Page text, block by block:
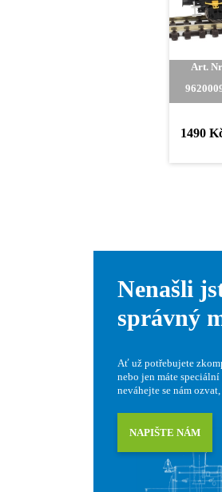
Art.
1490
Nenašli
správný
Ať už potřebujete
nebo jen máte
neváhejte se nám
NAPIŠTE NÁM